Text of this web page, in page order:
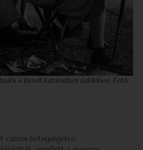
a füredi katonatiszti üdülőben. Fotó:
csúzos betegségekre,